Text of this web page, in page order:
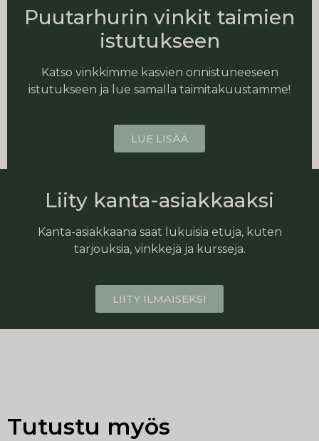
Puutarhurin vinkit taimien
istutukseen
Katso vinkkimme kasvien onnistuneeseen
istutukseen ja lue samalla taimitakuustamme!
LUE LISÄÄ
Liity kanta-asiakkaaksi
Kanta-asiakkaana saat lukuisia etuja, kuten
tarjouksia, vinkkejä ja kursseja.
LIITY ILMAISEKSI
Tutustu myös